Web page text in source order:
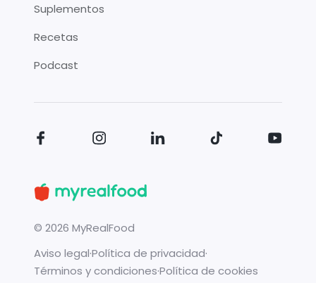
Suplementos
Recetas
Podcast
© 2026 MyRealFood
Aviso legal·Política de privacidad·
Términos y condiciones·Política de cookies